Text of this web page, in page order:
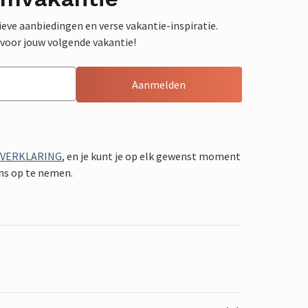
aanbiedingen en verse vakantie-inspiratie.
jouw volgende vakantie!
Aanmelden
, en je kunt je op elk gewenst moment
op te nemen.